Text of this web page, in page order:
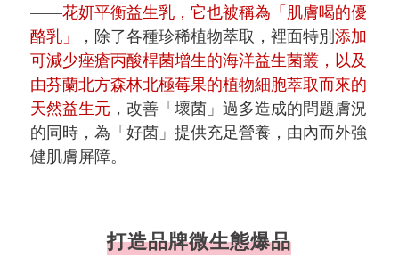
——花妍平衡益生乳，它也被稱為「肌膚喝的優
酪乳」
，除了各種珍稀植物萃取，裡面特別添加
可減少痤瘡丙酸桿菌增生的海洋益生菌叢，以及
由芬蘭北方森林北極莓果的植物細胞萃取而來的
天然益生元 ，改善「壞菌」過多造成的問題膚況
的同時，為「好菌」提供充足營養，由內而外強
健肌膚屏障。
打造品牌微生態爆品